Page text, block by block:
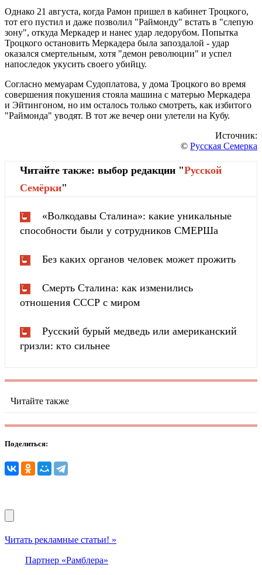
Однако 21 августа, когда Рамон пришел в кабинет Троцкого,
тот его пустил и даже позволил "Раймонду" встать в "слепую
зону", откуда Меркадер и нанес удар ледорубом. Попытка
Троцкого остановить Меркадера была запоздалой - удар
оказался смертельным, хотя "демон революции" и успел
напоследок укусить своего убийцу.
Согласно мемуарам Судоплатова, у дома Троцкого во время
совершения покушения стояла машина с матерью Меркадера
и Эйтингоном, но им осталось только смотреть, как избитого
"Раймонда" уводят. В тот же вечер они улетели на Кубу.
Источник:
© Русская Семерка
Читайте также: выбор редакции "Русской
Cемёрки"
«Волкодавы Сталина»: какие уникальные
способности были у сотрудников СМЕРШа
Без каких органов человек может прожить
Смерть Сталина: как изменились
отношения СССР с миром
Русский бурый медведь или американский
гризли: кто сильнее
Читайте также
Поделиться:
Читать рекламные статьи! »
Партнер «Рамблера»